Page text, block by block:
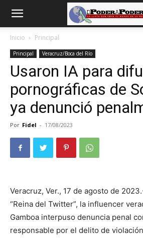
poder
Poder
Inicio Principal
Principal Veracruz/Boca del Río
Usaron IA para
pornográficas de
ya denunció
Por Fidel - 17/08/2023
Veracruz, Ver., 17 de agosto de
“Reina del Twitter”, la influencer
Gamboa interpuso denuncia penal
responsable por el delito de